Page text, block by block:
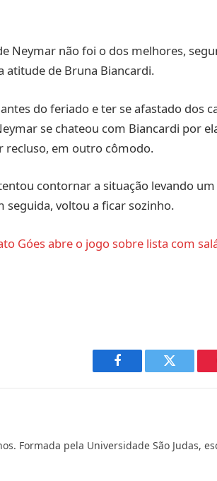
Neymar não foi o dos melhores,
de Bruna Biancardi.
do feriado e ter se afastado dos
se chateou com Biancardi por
recluso, em outro cômodo.
contornar a situação levando
seguida, voltou a ficar sozinho.
Góes abre o jogo sobre lista com
Facebook Twitter
Formada pela Universidade São Judas,